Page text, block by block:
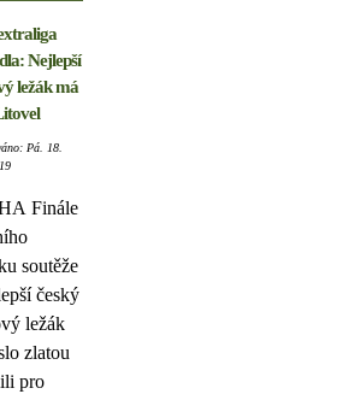
Nejlepší
ležák má
Pá. 18.
Finále
soutěže
český
ležák
zlatou
pro